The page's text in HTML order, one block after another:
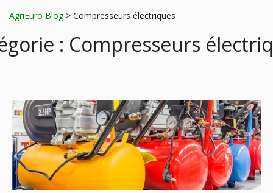
AgriEuro Blog> Compresseurs électriques
: Compresseurs